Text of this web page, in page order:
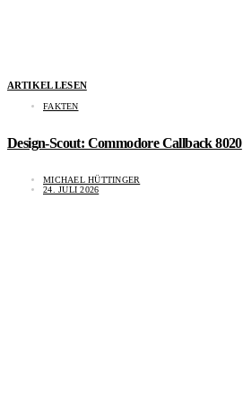
ARTIKEL LESEN
FAKTEN
Design-Scout: Commodore Callback 8020
MICHAEL HÜTTINGER
24. JULI 2026